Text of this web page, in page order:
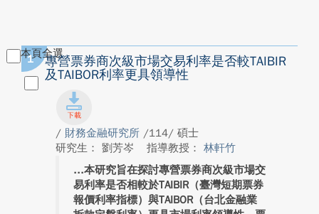
本頁全選
1
專營票券商次級市場交易利率是否較TAIBIR
及TAIBOR利率更具領導性
/ 財務金融研究所 /114/ 碩士
研究生： 劉芳岑
指導教授： 林軒竹
本研究旨在探討專營票券商次級市場交
易利率是否相較於TAIBIR（臺灣短期票券
報價利率指標）與TAIBOR（台北金融業